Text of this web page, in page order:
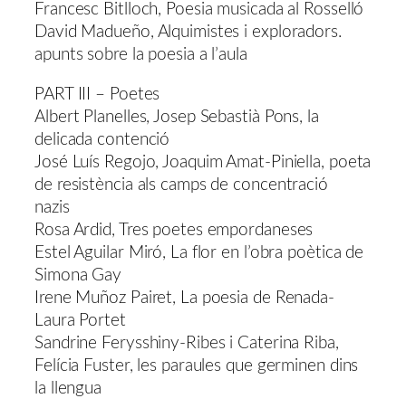
Francesc Bitlloch, Poesia musicada al Rosselló
David Madueño, Alquimistes i exploradors.
apunts sobre la poesia a l’aula
PART III – Poetes
Albert Planelles, Josep Sebastià Pons, la
delicada contenció
José Luís Regojo, Joaquim Amat-Piniella, poeta
de resistència als camps de concentració
nazis
Rosa Ardid, Tres poetes empordaneses
Estel Aguilar Miró, La flor en l’obra poètica de
Simona Gay
Irene Muñoz Pairet, La poesia de Renada-
Laura Portet
Sandrine Ferysshiny-Ribes i Caterina Riba,
Felícia Fuster, les paraules que germinen dins
la llengua